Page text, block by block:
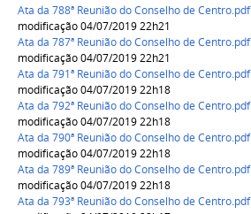
Ata da 788ª Reunião do Conselho de Centro.pdf
modificação 04/07/2019 22h21
Ata da 787ª Reunião do Conselho de Centro.pdf
modificação 04/07/2019 22h21
Ata da 791ª Reunião do Conselho de Centro.pdf
modificação 04/07/2019 22h18
Ata da 792ª Reunião do Conselho de Centro.pdf
modificação 04/07/2019 22h18
Ata da 790ª Reunião do Conselho de Centro.pdf
modificação 04/07/2019 22h18
Ata da 789ª Reunião do Conselho de Centro.pdf
modificação 04/07/2019 22h18
Ata da 793ª Reunião do Conselho de Centro.pdf